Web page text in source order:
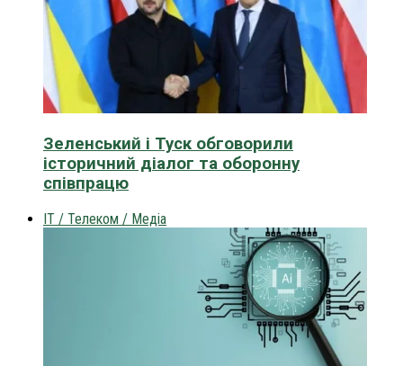
Зеленський і Туск обговорили
історичний діалог та оборонну
співпрацю
IT / Телеком / Медіа